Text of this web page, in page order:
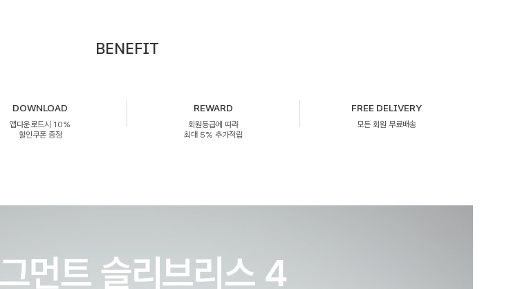
BENEFIT
DOWNLOAD
앱다운로드시 10%
할인쿠폰 증정
REWARD
회원등급에 따라
최대 5% 추가적립
FREE DELIVERY
모든 회원 무료배송